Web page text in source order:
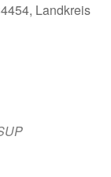
Landkreis